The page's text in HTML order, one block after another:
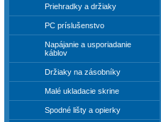
Priehradky a držiaky
PC príslušenstvo
Napájanie a usporiadanie
káblov
Držiaky na zásobníky
Malé ukladacie skrine
Spodné lišty a opierky